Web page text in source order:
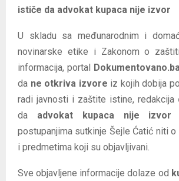
ističe da advokat kupaca nije izvor
U skladu sa međunarodnim i
novinarske etike i Zakonom o
informacija, portal Dokumentovano.ba
da ne otkriva izvore iz kojih dobija
radi javnosti i zaštite istine, redakcija
da advokat kupaca nije izvor
postupanjima sutkinje Šejle Ćatić niti
i predmetima koji su objavljivani.
Sve objavljene informacije dolaze od